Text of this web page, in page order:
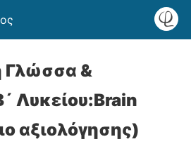
Γλώσσα &
Λυκείου:Brain
αξιολόγησης)